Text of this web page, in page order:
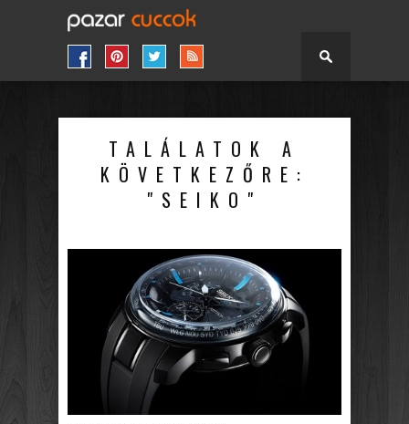
TALÁLATOK A
KÖVETKEZŐRE:
"SEIKO"